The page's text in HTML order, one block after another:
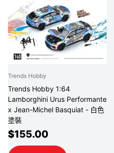
Trends Hobby
Trends Hobby 1:64
Lamborghini Urus Performante
x Jean-Michel Basquiat - 白色
塗裝
$155.00